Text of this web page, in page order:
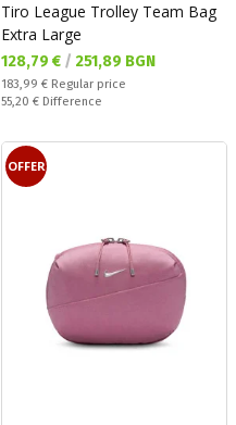
Tiro League Trolley Team Bag
Extra Large
Текуща цена:
128,79 € / 251,89 BGN
Regular price:
183,99 € Regular price
Спестявате:
55,20 € Difference
OFFER